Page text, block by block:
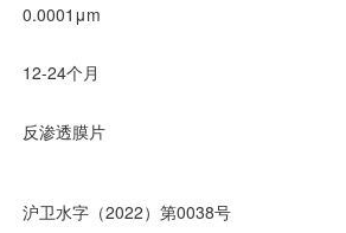
0.0001μm
12-24个月
反渗透膜片
沪卫水字（2022）第0038号